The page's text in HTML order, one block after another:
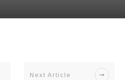
Next Article